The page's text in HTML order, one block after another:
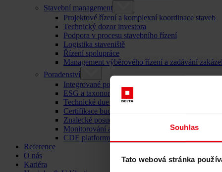
Souhlas
Tato webová stránka
Stavební management
Projektové řízení a komplexní koordinace staveb
Technický dozor investora
Podpora v procesu stavebního řízení
Logistika staveniště
Řízení spolupráce
Management výběrového řízení a zadávání
Poradenství
Integrované poradenství
ESG a taxonomie EU – poradenství pro udržitelný
Technické due diligence
Certifikace budov
Znalecké posudky
Monitorování a kontrola staveb
CDE platformy
Reference
O nás
Kariéra